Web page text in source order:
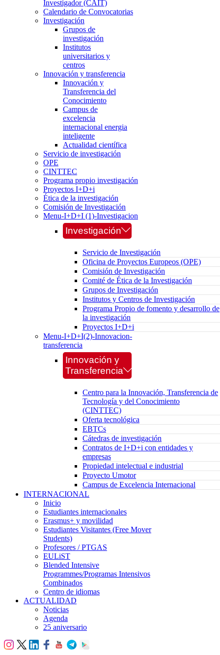
Investigador (CAIT)
Calendario de Convocatorias
Investigación
Grupos de
investigación
Institutos
universitarios y
centros
Innovación y transferencia
Innovación y
Transferencia del
Conocimiento
Campus de
excelencia
internacional energia
inteligente
Actualidad científica
Servicio de investigación
OPE
CINTTEC
Programa propio investigación
Proyectos I+D+i
Ética de la investigación
Comisión de Investigación
Menu-I+D+I (1)-Investigacion
Investigación
Servicio de Investigación
Oficina de Proyectos Europeos (OPE)
Comisión de Investigación
Comité de Ética de la Investigación
Grupos de Investigación
Institutos y Centros de Investigación
Programa Propio de fomento y desarrollo de
la investigación
Proyectos I+D+i
Menu-I+D+I(2)-Innovacion-
transferencia
Innovación y
Transferencia
Centro para la Innovación, Transferencia de
Tecnología y del Conocimiento
(CINTTEC)
Oferta tecnológica
EBTCs
Cátedras de investigación
Contratos de I+D+i con entidades y
empresas
Propiedad intelectual e industrial
Proyecto Umotor
Campus de Excelencia Internacional
INTERNACIONAL
Inicio
Estudiantes internacionales
Erasmus+ y movilidad
Estudiantes Visitantes (Free Mover
Students)
Profesores / PTGAS
EULiST
Blended Intensive
Programmes/Programas Intensivos
Combinados
Centro de idiomas
ACTUALIDAD
Noticias
Agenda
25 aniversario